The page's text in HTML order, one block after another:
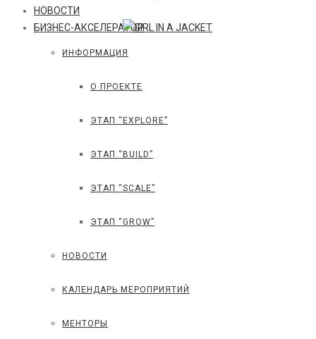
НОВОСТИ
БИЗНЕС-АКСЕЛЕРАТОР
ИНФОРМАЦИЯ
О ПРОЕКТЕ
ЭТАП “EXPLORE”
ЭТАП “BUILD”
ЭТАП “SCALE”
ЭТАП “GROW”
НОВОСТИ
КАЛЕНДАРЬ МЕРОПРИЯТИЙ
МЕНТОРЫ